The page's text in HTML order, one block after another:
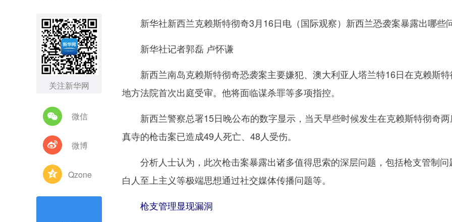
关注新华网
微信
微博
Qzone
新华社新西兰克赖斯特彻奇3月16日电（国际观察）新西兰恐袭案暴露出哪些
新华社记者郭磊 卢怀谦
新西兰南岛克赖斯特彻奇恐袭案主要嫌犯、澳大利亚人塔兰特16日在克赖斯特
地方法院首次出庭受审。他将面临谋杀罪等多项指控。
新西兰警察总署15日晚公布的数字显示，当天早些时候发生在克赖斯特彻奇两
真寺的枪击案已造成49人死亡、48人受伤。
分析人士认为，此次枪击案暴露出诸多值得思索的深层问题，包括枪支管制问
白人至上主义等极端思想通过社交媒体传播问题等。
枪支管理显现漏洞